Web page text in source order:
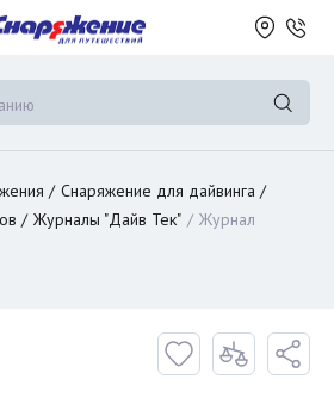
Снаряжение для дайвинга
Журналы "Дайв Тек"
Журнал